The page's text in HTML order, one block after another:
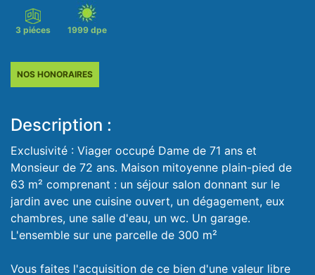
3 piéces 1999 dpe
NOS HONORAIRES
Description :
Exclusivité : Viager occupé Dame de 71 ans et
Monsieur de 72 ans. Maison mitoyenne plain-pied de
63 m² comprenant : un séjour salon donnant sur le
jardin avec une cuisine ouvert, un dégagement, eux
chambres, une salle d'eau, un wc. Un garage.
L'ensemble sur une parcelle de 300 m²
Vous faites l'acquisition de ce bien d'une valeur libre